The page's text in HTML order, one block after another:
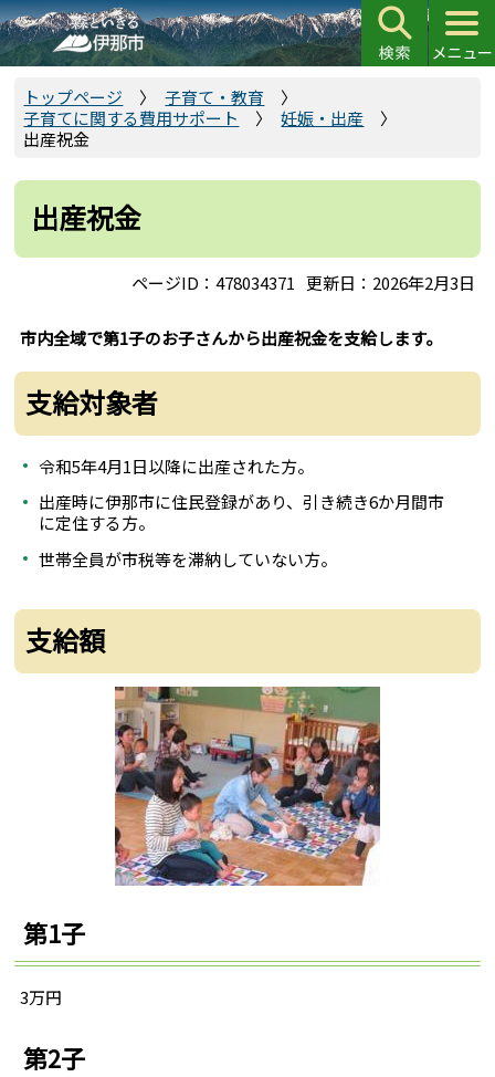
こ
の
ペ
先
トップページ
子育て・教育
子育てに関する費用サポート
妊娠・出産
出産祝金
出産祝金
ページID：478034371 更新日：2026年2月3日
市内全域で第1子のお子さんから出産祝金を支給します。
支給対象者
令和5年4月1日以降に出産された方。
出産時に伊那市に住民登録があり、引き続き6か月間市
に定住する方。
世帯全員が市税等を滞納していない方。
支給額
第1子
3万円
第2子